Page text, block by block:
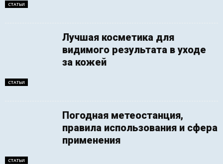
СТАТЬИ
СТАТЬИ
Лучшая косметика для
видимого результата в уходе
за кожей
СТАТЬИ
Погодная метеостанция,
правила использования и сфера
применения